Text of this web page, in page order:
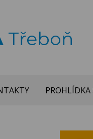
Třeboň
PROHLÍDKA